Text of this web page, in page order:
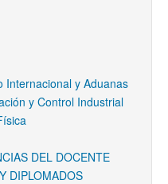
Internacional y Aduanas
y Control Industrial
DEL DOCENTE
DIPLOMADOS